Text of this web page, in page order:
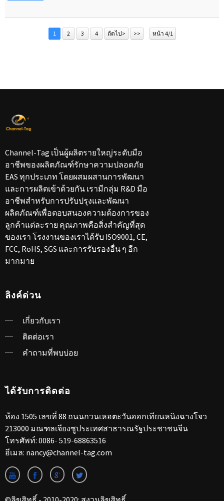
1 2 3 4 ถัดไป> >> หน้า 4/1
Channel-Tag เป็นผู้ผลิตรายใหญ่ระดับมือ
อาชีพของผลิตภัณฑ์รักษาความปลอดภัย
EAS ทุกประเภท โดยผสมผสานการพัฒนา
และการผลิตเข้าด้วยกัน เรามีกลุ่ม R&D มือ
อาชีพสำหรับการปรับปรุงและพัฒนา
ผลิตภัณฑ์เพื่อตอบสนองความต้องการของ
ลูกค้าแต่ละราย คุณภาพคือสิ่งสำคัญที่สุด
ของเรา โรงงานของเราได้รับ ISO9001, CE,
FCC, RoHS, SGS และการรับรองอื่น ๆ อีก
มากมาย
ลิงค์ด่วน
เกี่ยวกับเรา
ติดต่อเรา
คำถามที่พบบ่อย
ได้รับการติดต่อ
ห้อง 1505 เลขที่ 88 ถนนกวนเหอตะวันออกเทียนหนิงฉางโจว
213000 มณฑลเจียงซูประเทศสาธารณรัฐประชาชนจีน
โทรศัพท์: 0086- 519-68863516
อีเมล: nancy@channel-tag.com